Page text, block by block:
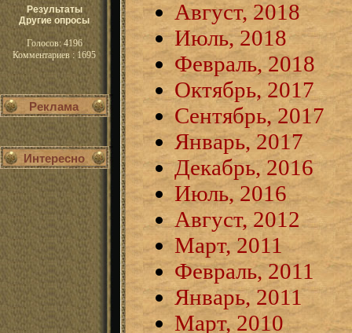
Результаты
Другие опросы
Голосов: 4196
Комментариев : 1695
Реклама
Интересно
Август, 2018
Июль, 2018
Февраль, 2018
Октябрь, 2017
Сентябрь, 2017
Январь, 2017
Декабрь, 2016
Июль, 2016
Август, 2012
Март, 2011
Февраль, 2011
Январь, 2011
Март, 2010